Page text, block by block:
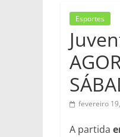
Esportes
fevereiro
A partida